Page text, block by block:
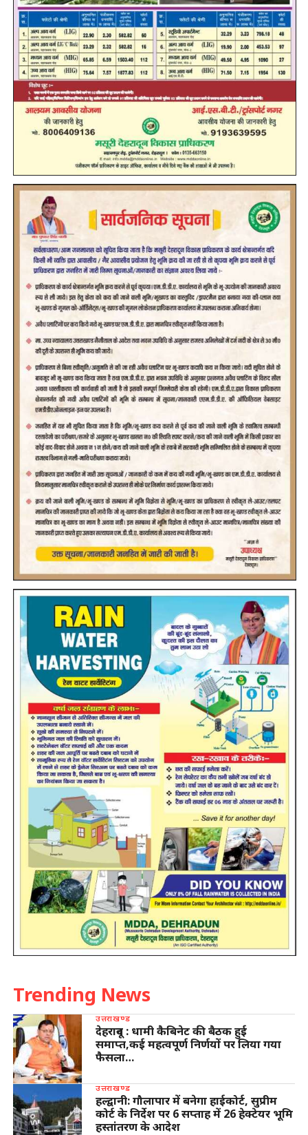
Trending News
उत्तराखण्ड
देहरादून : धामी कैबिनेट की बैठक हुई
समाप्त,कई महत्वपूर्ण निर्णयों पर लिया गया
फैसला…
उत्तराखण्ड
हल्द्वानी: गौलापार में बनेगा हाईकोर्ट, सुप्रीम
कोर्ट के निर्देश पर 6 सप्ताह में 26 हेक्टेयर भूमि
हस्तांतरण के आदेश